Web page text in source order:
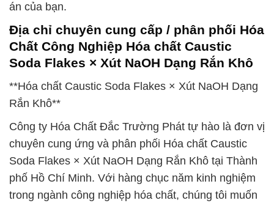
án của bạn.
Địa chỉ chuyên cung cấp / phân phối Hóa
Chất Công Nghiệp Hóa chất Caustic
Soda Flakes × Xút NaOH Dạng Rắn Khô
**Hóa chất Caustic Soda Flakes × Xút NaOH Dạng
Rắn Khô**
Công ty Hóa Chất Đắc Trường Phát tự hào là đơn vị
chuyên cung ứng và phân phối Hóa chất Caustic
Soda Flakes × Xút NaOH Dạng Rắn Khô tại Thành
phố Hồ Chí Minh. Với hàng chục năm kinh nghiệm
trong ngành công nghiệp hóa chất, chúng tôi muốn